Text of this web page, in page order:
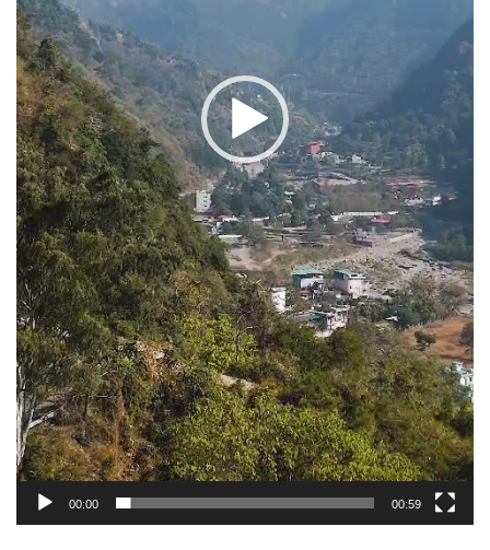
00:00 00:59